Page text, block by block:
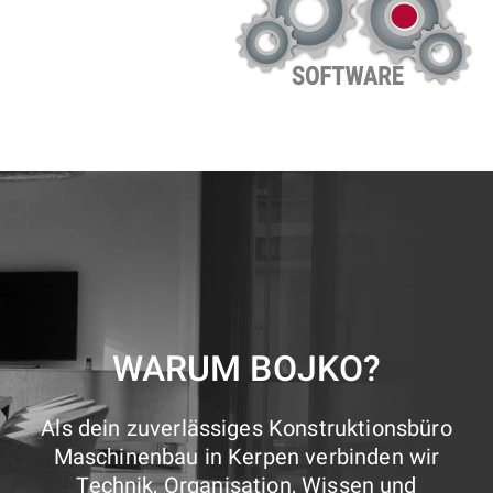
WARUM BOJKO?
Als dein zuverlässiges Konstruktionsbüro
Maschinenbau in Kerpen verbinden wir
Technik, Organisation, Wissen und